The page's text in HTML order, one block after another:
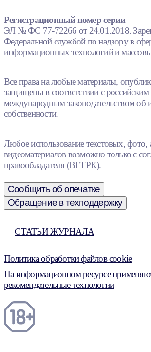
Регистрационный номер серии
ЭЛ № ФС 77-72266 от 24.01.2018.
Федеральной службой по надзору в
информационных технологий и
Все права на любые материалы,
защищены в соответствии с российским
международным законодательством об
собственности.
Любое использование текстовых, фото,
видеоматериалов возможно только с
правообладателя (ВГТРК).
Сообщить об опечатке
Обращение в техподдержку
СТАТЬИ ЖУРНАЛА
Политика обработки файлов cookie
На информационном ресурсе
рекомендательные технологии